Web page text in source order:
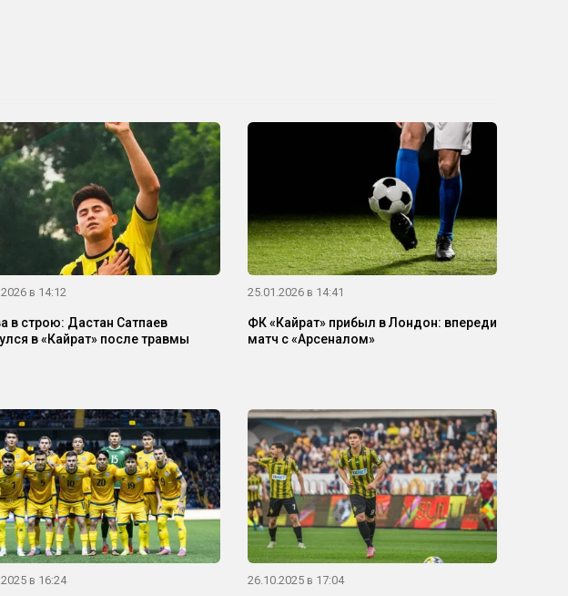
в 14:12
в строю: Дастан Сатпаев
в «Кайрат» после травмы
25.01.2026 в 14:41
ФК «Кайрат» прибыл в Лондон: впереди
матч с «Арсеналом»
в 16:24 26.10.2025 в 17:04